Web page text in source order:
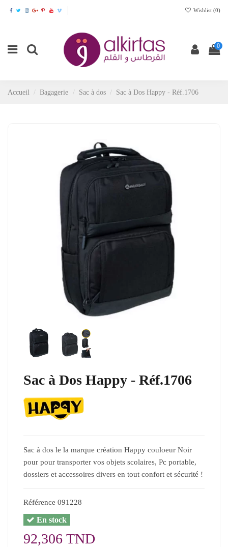
Wishlist (0)
0
Accueil Bagagerie Sac à dos Sac à Dos Happy - Réf.1706
Sac à Dos Happy - Réf.1706
Sac à dos le la marque création Happy couloeur Noir
pour pour transporter vos objets scolaires, Pc portable,
dossiers et accessoires divers en tout confort et sécurité !
Référence 091228
En stock
92,306 TND